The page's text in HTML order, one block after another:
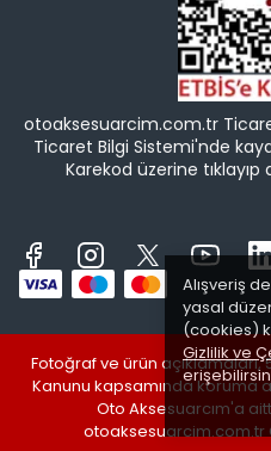
Alışveriş
yasal
(cookies)
Gizlilik ve
otoaksesuarcim.com.tr
Ticaret Bilgi Sistemi'nde
Karekod üzerine
Fotoğraf ve ürün açıklamaları,
Kanunu kapsamında koruma
Oto Aksesuarcım'a
otoaksesuarcim.com.tr